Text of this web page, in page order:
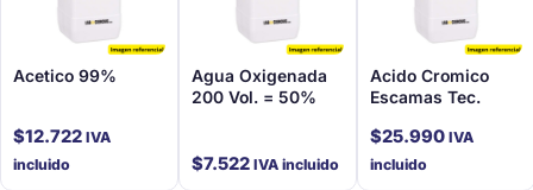
Acetico 99%
$12.722 IVA
incluido
Agua Oxigenada
200 Vol. = 50%
$7.522 IVA incluido
Acido Cromico
Escamas Tec.
$25.990 IVA
incluido